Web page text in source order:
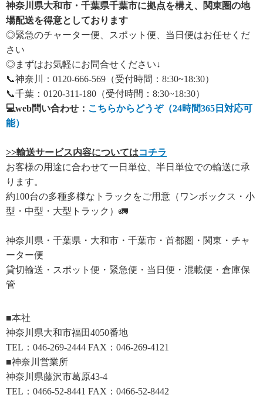
神奈川県大和市・千葉県千葉市に拠点を構え、関東圏の地
場配送を得意としております
◎緊急のチャーター便、スポット便、当日便はお任せくだ
さい
◎まずはお気軽にお問合せください↓
📞神奈川：0120-666-569（受付時間：8:30~18:30）
📞千葉：0120-311-180（受付時間：8:30~18:30）
💻web問い合わせ： こちらからどうぞ（24時間365日対応可
能）
>>輸送サービス内容についてはコチラ
お客様の用途に合わせて一日単位、半日単位での輸送に承
ります。
約100台の多種多様なトラックをご用意（ワンボックス・小
型・中型・大型トラック）🚛
神奈川県・千葉県・大和市・千葉市・首都圏・関東・チャ
ーター便
貸切輸送・スポット便・緊急便・当日便・混載便・倉庫保
管
■本社
神奈川県大和市福田4050番地
TEL：046-269-2444 FAX：046-269-4121
■神奈川営業所
神奈川県藤沢市葛原43-4
TEL：0466-52-8441 FAX：0466-52-8442